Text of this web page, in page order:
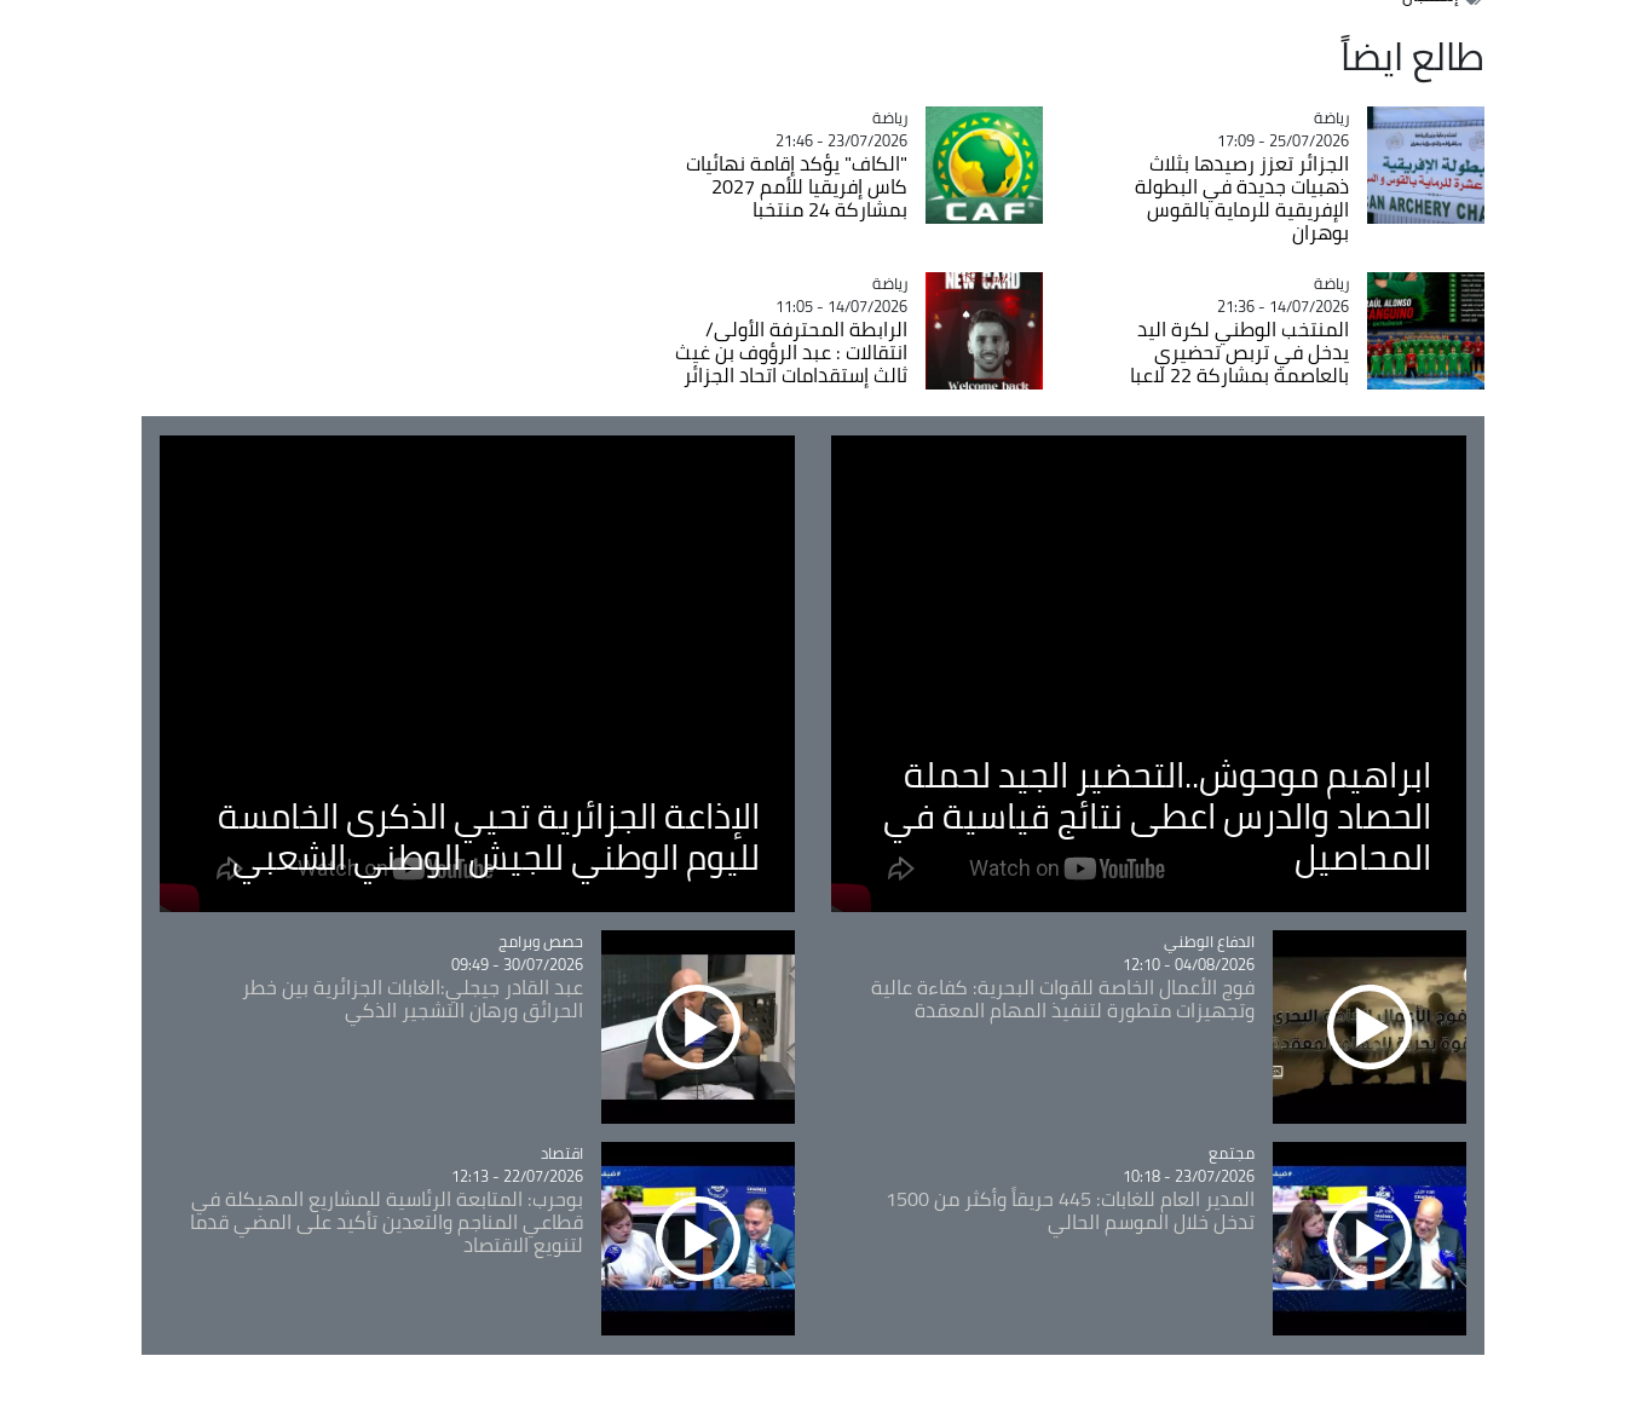
طالع ايضاً
Catégorie
رياضة
25/07/2026 - 17:09
الجزائر تعزز رصيدها بثلاث
ذهبيات جديدة في البطولة
الإفريقية للرماية بالقوس
بوهران
Catégorie
رياضة
23/07/2026 - 21:46
"الكاف" يؤكد إقامة نهائيات
كاس إفريقيا للأمم 2027
بمشاركة 24 منتخبا
Catégorie
رياضة
14/07/2026 - 21:36
المنتخب الوطني لكرة اليد
يدخل في تربص تحضيري
بالعاصمة بمشاركة 22 لاعبا
Catégorie
رياضة
14/07/2026 - 11:05
الرابطة المحترفة الأولى/
انتقالات : عبد الرؤوف بن غيث
ثالث إستقدامات اتحاد الجزائر
ابراهيم موحوش..التحضير الجيد لحملة
الحصاد والدرس اعطى نتائج قياسية في
المحاصيل
الإذاعة الجزائرية تحيي الذكرى الخامسة
لليوم الوطني للجيش الوطني الشعبي
Catégorie
الدفاع الوطني
04/08/2026 - 12:10
فوج الأعمال الخاصة للقوات البحرية: كفاءة عالية
وتجهيزات متطورة لتنفيذ المهام المعقدة
Catégorie
حصص وبرامج
30/07/2026 - 09:49
عبد القادر جيجلي:الغابات الجزائرية بين خطر
الحرائق ورهان التشجير الذكي
Catégorie
مجتمع
23/07/2026 - 10:18
المدير العام للغابات: 445 حريقاً وأكثر من 1500
تدخل خلال الموسم الحالي
Catégorie
اقتصاد
22/07/2026 - 12:13
بوحرب: المتابعة الرئاسية للمشاريع المهيكلة في
قطاعي المناجم والتعدين تأكيد على المضي قدما
لتنويع الاقتصاد